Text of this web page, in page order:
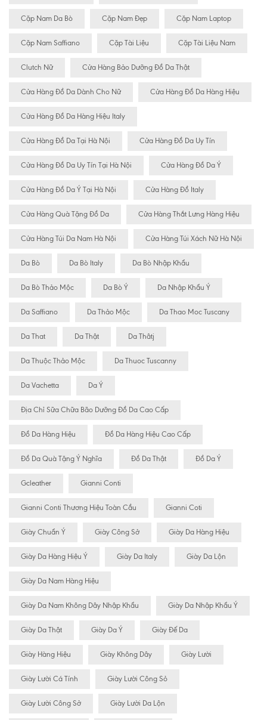
Cặp Nam Da Bò Cặp Nam Đẹp Cặp Nam Laptop
Cặp Nam Saffiano Cặp Tài Liệu Cặp Tài Liệu Nam
Clutch Nữ Cửa Hàng Bảo Dưỡng Đồ Da Thật
Cửa Hàng Đồ Da Dành Cho Nữ Cửa Hàng Đồ Da Hàng Hiệu
Cửa Hàng Đồ Da Hàng Hiệu Italy
Cửa Hàng Đồ Da Tại Hà Nội Cửa Hàng Đồ Da Uy Tín
Cửa Hàng Đồ Da Uy Tín Tại Hà Nội Cửa Hàng Đồ Da Ý
Cửa Hàng Đồ Da Ý Tại Hà Nội Cửa Hàng Đồ Italy
Cửa Hàng Quà Tặng Đồ Da Cửa Hàng Thắt Lưng Hàng Hiệu
Cửa Hàng Túi Da Nam Hà Nội Cửa Hàng Túi Xách Nữ Hà Nội
Da Bò Da Bò Italy Da Bò Nhập Khẩu
Da Bò Thảo Mộc Da Bò Ý Da Nhập Khẩu Ý
Da Saffiano Da Thảo Mộc Da Thao Moc Tuscany
Da That Da Thật Da Thâtj
Da Thuộc Thảo Mộc Da Thuoc Tuscanny
Da Vachetta Da Ý
Địa Chỉ Sữa Chữa Bão Dưỡng Đồ Da Cao Cấp
Đồ Da Hàng Hiệu Đồ Da Hàng Hiệu Cao Cấp
Đồ Da Quà Tặng Ý Nghĩa Đồ Da Thật Đồ Da Ý
Gcleather Gianni Conti
Gianni Conti Thương Hiệu Toàn Cầu Gianni Coti
Giày Chuẩn Ý Giày Công Sở Giày Da Hàng Hiệu
Giày Da Hàng Hiệu Ý Giày Da Italy Giày Da Lộn
Giày Da Nam Hàng Hiệu
Giày Da Nam Không Dây Nhập Khẩu Giày Da Nhập Khẩu Ý
Giày Da Thật Giày Da Ý Giày Đế Da
Giày Hàng Hiệu Giày Không Dây Giày Lười
Giày Lười Cá Tính Giày Lười Công Sỏ
Giày Lười Công Sở Giày Lười Da Lộn